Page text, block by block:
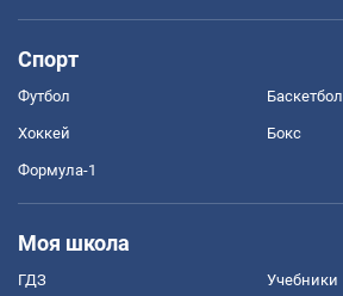
Спорт
Футбол Баскетбол
Хоккей Бокс
Формула-1
Моя школа
ГДЗ Учебники